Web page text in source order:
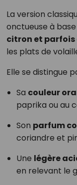
La version
onctueuse à
citron et parfois
les plats de
Elle se distingue
Sa couleur
paprika ou au
Son parfum
coriandre et
Une légère
en relevant le